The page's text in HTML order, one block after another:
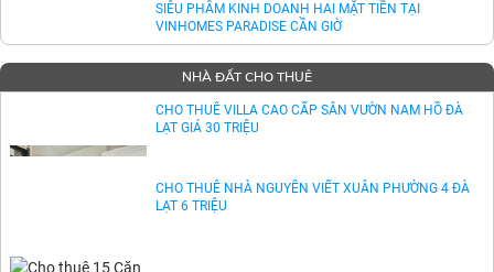
CƠ HỘI SỞ HỮU CĂN ĐẸP NGHỈ DƯỠNG & ĐẦU TƯ TẠI
PHÂN KHU
SIÊU PHẨM KINH DOANH HAI MẶT TIỀN TẠI
NHÀ ĐẤT CHO THUÊ
CHO THUÊ VILLA CAO CẤP SÂN VƯỜN NAM HỒ ĐÀ